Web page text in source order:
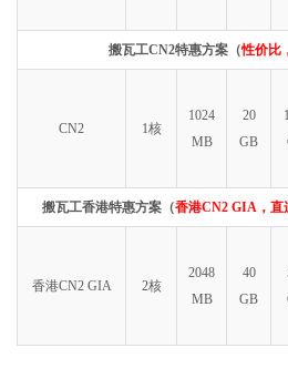
搬瓦工CN2特惠方案（性价比
CN2 1核
1024
MB
20
GB
搬瓦工香港特惠方案（香港CN2 GIA，直
香港CN2 GIA 2核
2048
MB
40
GB